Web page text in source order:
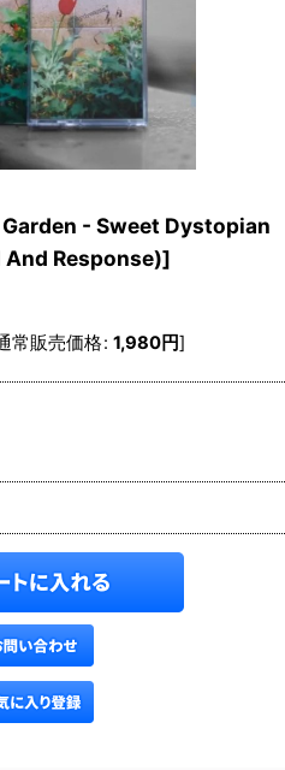
- Sweet Dystopian
Response)]
常販売価格: 1,980円]